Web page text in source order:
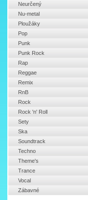
Neurčený
Nu-metal
Ploužáky
Pop
Punk
Punk Rock
Rap
Reggae
Remix
RnB
Rock
Rock 'n' Roll
Sety
Ska
Soundtrack
Techno
Theme's
Trance
Vocal
Zábavné